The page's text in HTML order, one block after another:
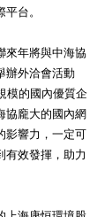
台。
來年將與中海協
辦外洽會活動
模的國內優質企
協龐大的國內網
影響力，一定可
有效發揮，助力